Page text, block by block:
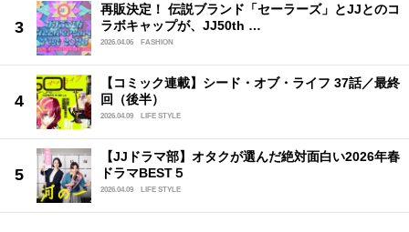
再販決定！ 伝説ブランド「セーラーズ」とJJとのコ
ラボキャップが、JJ50th …
2026.04.06 FASHION
【コミック連載】シード・オブ・ライフ 37話／最終
回（後半）
2026.04.09 LIFE STYLE
【JJドラマ部】オタクが選んだ絶対面白い2026年春
ドラマBEST５
2026.04.09 LIFE STYLE